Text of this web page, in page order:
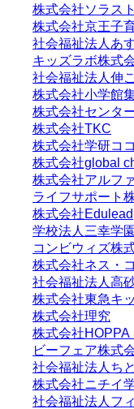
株式会社ソラスト
株式会社京王子
社会福祉法人あ
キッズラボ株式
社会福祉法人伸
株式会社小学館
株式会社センタ
株式会社TKC
株式会社学研コ
株式会社global
株式会社アルフ
ライフサポート
株式会社Edulead
学校法人三幸学園
コンビウィズ株
株式会社ネス・
社会福祉法人高
株式会社東急キ
株式会社理究
株式会社HOPPA
ビーフェア株式
社会福祉法人ち
株式会社ニチイ
社会福祉法人フ